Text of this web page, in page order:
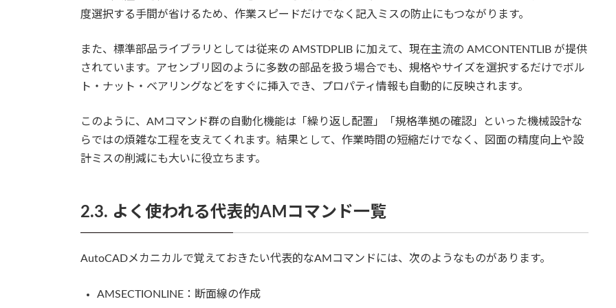
度選択する手間が省けるため、作業スピードだけでなく記入ミスの防止にもつながります。
また、標準部品ライブラリとしては従来の AMSTDPLIB に加えて、現在主流の AMCONTENTLIB が提供
されています。アセンブリ図のように多数の部品を扱う場合でも、規格やサイズを選択するだけでボル
ト・ナット・ベアリングなどをすぐに挿入でき、プロパティ情報も自動的に反映されます。
このように、AMコマンド群の自動化機能は「繰り返し配置」「規格準拠の確認」といった機械設計な
らではの煩雑な工程を支えてくれます。結果として、作業時間の短縮だけでなく、図面の精度向上や設
計ミスの削減にも大いに役立ちます。
2.3. よく使われる代表的AMコマンド一覧
AutoCADメカニカルで覚えておきたい代表的なAMコマンドには、次のようなものがあります。
AMSECTIONLINE：断面線の作成